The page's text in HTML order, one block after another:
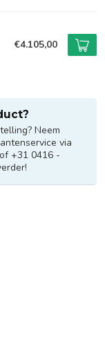
€4.105,00
Neem
via
of +31 0416 -